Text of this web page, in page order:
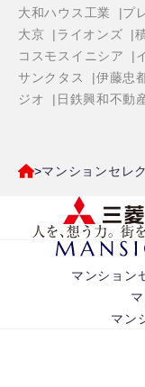
大和ハウス工業
プ
大京
ライオンズ
コスモスイニシア
サンクタス
伊藤忠
ジオ
日鉄興和不動
マンションセレ
マンション
マン